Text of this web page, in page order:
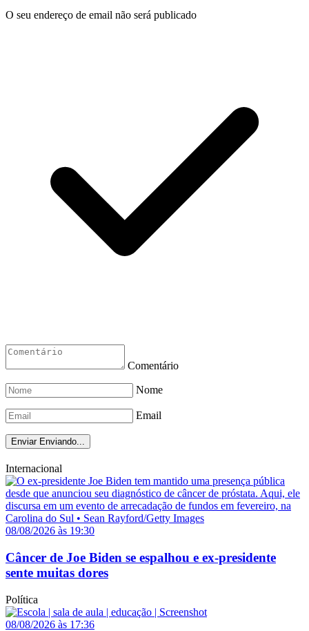
O seu endereço de email não será publicado
Comentário
Nome
Email
Enviar Enviando...
Internacional
08/08/2026 às 19:30
Câncer de Joe Biden se espalhou e ex-presidente
sente muitas dores
Política
08/08/2026 às 17:36